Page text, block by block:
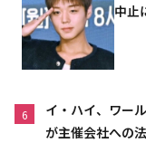
中止
6
イ・ハイ、ワー
が主催会社への